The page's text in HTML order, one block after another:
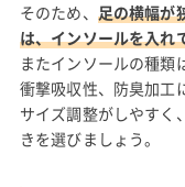
そのため、 足の横幅が
は、インソールを入れ
またインソールの種類
衝撃吸収性、防臭加工
サイズ調整がしやすく
きを選びましょう。